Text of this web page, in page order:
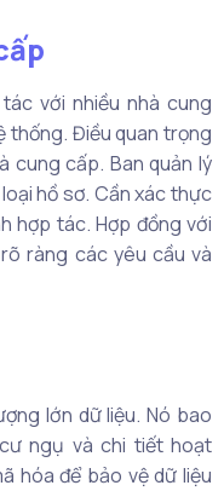
với nhiều nhà cung
thống. Điều quan trọng
cung cấp. Ban quản lý
hồ sơ. Cần xác thực
hợp tác. Hợp đồng với
ràng các yêu cầu và
lớn dữ liệu. Nó bao
ngụ và chi tiết hoạt
hóa để bảo vệ dữ liệu